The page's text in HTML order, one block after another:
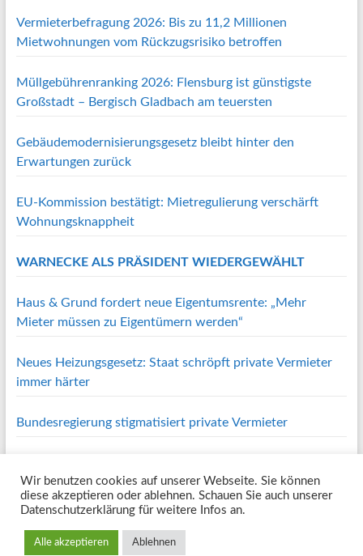
Vermieterbefragung 2026: Bis zu 11,2 Millionen
Mietwohnungen vom Rückzugsrisiko betroffen
Müllgebührenranking 2026: Flensburg ist günstigste
Großstadt – Bergisch Gladbach am teuersten
Gebäudemodernisierungsgesetz bleibt hinter den
Erwartungen zurück
EU-Kommission bestätigt: Mietregulierung verschärft
Wohnungsknappheit
WARNECKE ALS PRÄSIDENT WIEDERGEWÄHLT
Haus & Grund fordert neue Eigentumsrente: „Mehr
Mieter müssen zu Eigentümern werden“
Neues Heizungsgesetz: Staat schröpft private Vermieter
immer härter
Bundesregierung stigmatisiert private Vermieter
Copyright © 2026 Haus und Grund Oberes Volmetal e.V.
. Alle Rechte
vorbehalten. Theme
Spacious von ThemeGrill. Powered by:
BauRat
Service Mitgliedsbereich
Wir benutzen cookies auf unserer Webseite. Sie können
diese akzeptieren oder ablehnen. Schauen Sie auch unserer
Datenschutzerklärung für weitere Infos an.
Alle akzeptieren Ablehnen